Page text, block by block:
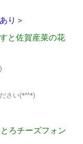
り＞
と佐賀産菜の花
さい(*^^*)
ろチーズフォン